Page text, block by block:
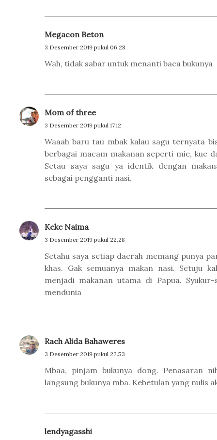
Megacon Beton
3 Desember 2019 pukul 06.28
Wah, tidak sabar untuk menanti baca bukunya
Mom of three
3 Desember 2019 pukul 17.12
Waaah baru tau mbak kalau sagu ternyata
berbagai macam makanan seperti mie, kue
Setau saya sagu ya identik dengan
sebagai pengganti nasi.
Keke Naima
3 Desember 2019 pukul 22.28
Setahu saya setiap daerah memang punya
khas. Gak semuanya makan nasi. Setuju
menjadi makanan utama di Papua. Syukur-
mendunia
Rach Alida Bahaweres
3 Desember 2019 pukul 22.53
Mbaa, pinjam bukunya dong. Penasaran
langsung bukunya mba. Kebetulan yang nulis
lendyagasshi